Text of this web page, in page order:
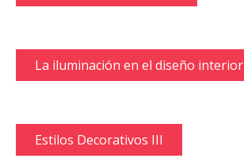
La iluminación en el diseño interior
Estilos Decorativos III